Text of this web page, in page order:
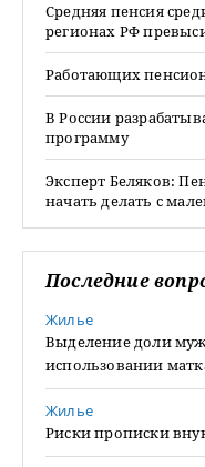
Средняя пенсия
регионах РФ
Работающих
В России
программу
Эксперт Беляков:
начать делать с
Последние
Жилье
Выделение доли
использовании
Жилье
Риски прописки